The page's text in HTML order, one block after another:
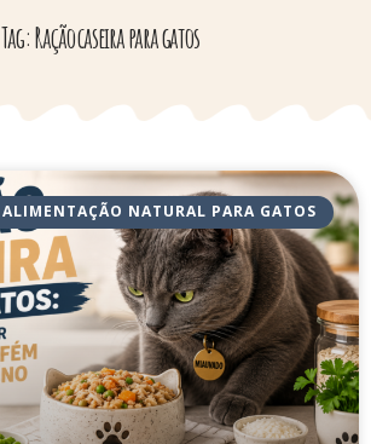
Tag: Ração caseira para gatos
ALIMENTAÇÃO NATURAL PARA GATOS